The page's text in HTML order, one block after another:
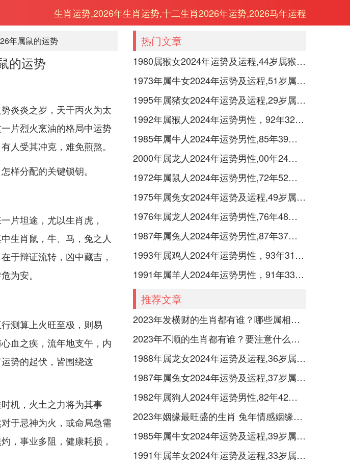
生肖运势,2026年生肖运势,十二生肖2026年运势,2026马年运程
年属鼠的运势
的运势
炎炎之岁，天干丙火为太
片烈火烹油的格局中运势
人受其冲克，难免煎熬。
样分配的关键锁钥。
片坦途，尤以生肖虎，
生肖鼠，牛、马，兔之人
于辩证流转，凶中藏吉，
为安。
测算上火旺至极，则易
血之疾，流年地支午，内
势的起伏，皆围绕这
机，火土之力将为其事
于忌神为火，或命局急需
，事业多阻，健康耗损，
热门文章
1980属猴女2024年运势及运程,44岁属猴人2024全年每月运势女性如何
1973年属牛女2024年运势及运程,51岁属牛人2024全年每月运势女性如何
1995年属猪女2024年运势及运程,29岁属猪人2024全年每月运势女性如何
1992年属猴人2024年运势男性，92年32岁属猴男2024年每月运程怎么样
1985年属牛人2024年运势男性,85年39岁属牛男2024年每月运程怎么样
2000年属龙人2024年运势男性,00年24岁属龙男2024年每月运程怎么样
1972年属鼠人2024年运势男性,72年52岁属鼠男2024年每月运程怎么样
1975年属兔女2024年运势及运程,49岁属兔人2024全年每月运势女性如何
1976年属龙人2024年运势男性,76年48岁属龙男2024年每月运程怎么样
1987年属兔人2024年运势男性,87年37岁属兔男2024年每月运程怎么样
1993年属鸡人2024年运势男性，93年31岁属鸡男2024年每月运程怎么样
1991年属羊人2024年运势男性，91年33岁属羊男2024年每月运程怎么样
推荐文章
2023年发横财的生肖都有谁？哪些属相财运旺盛？
2023年不顺的生肖都有谁？要注意什么呢？
1988年属龙女2024年运势及运程,36岁属龙人2024全年每月运势女性如何
1987年属兔女2024年运势及运程,37岁属兔人2024全年每月运势女性如何
1982年属狗人2024年运势男性,82年42岁属狗男2024年每月运程怎么样
2023年姻缘最旺盛的生肖 兔年情感姻缘运比较旺的属相
1985年属牛女2024年运势及运程,39岁属牛人2024全年每月运势女性如何
1991年属羊女2024年运势及运程,33岁属羊人2024全年每月运势女性如何